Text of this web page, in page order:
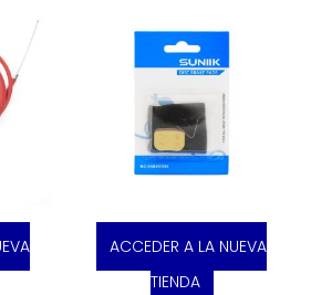
ACCEDER A LA NUEVA
TIENDA